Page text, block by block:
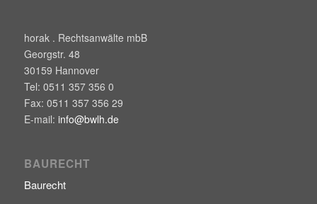
horak . Rechtsanwälte mbB
Georgstr. 48
30159 Hannover
Tel: 0511 357 356 0
Fax: 0511 357 356 29
E-mail: info@bwlh.de
BAURECHT
Baurecht